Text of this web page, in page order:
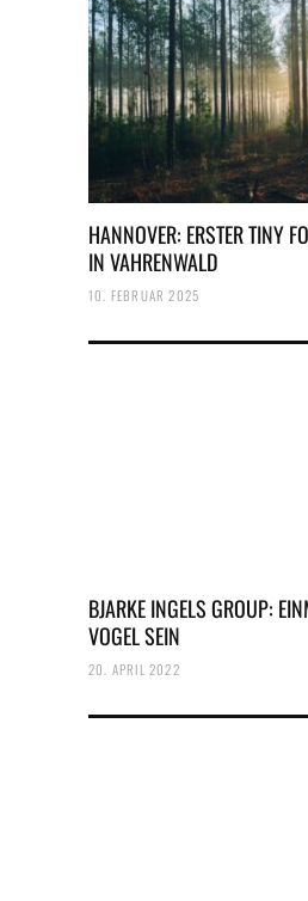
HANNOVER: ERSTER TINY
IN VAHRENWALD
10. FEBRUAR 2025
BJARKE INGELS GROUP:
VOGEL SEIN
20. APRIL 2022